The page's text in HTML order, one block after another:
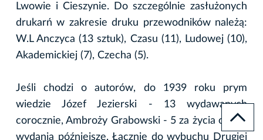
Lwowie i Cieszynie. Do szczególnie zasłużonych
drukarń w zakresie druku przewodników należą:
W.L Anczyca (13 sztuk), Czasu (11), Ludowej (10),
Akademickiej (7), Czecha (5).
Jeśli chodzi o autorów, do 1939 roku prym
wiedzie Józef Jezierski - 13 wydawanych
corocznie, Ambroży Grabowski - 5 za życia oraz 2
wydania późniejsze. Łącznie do wybuchu Drugiej